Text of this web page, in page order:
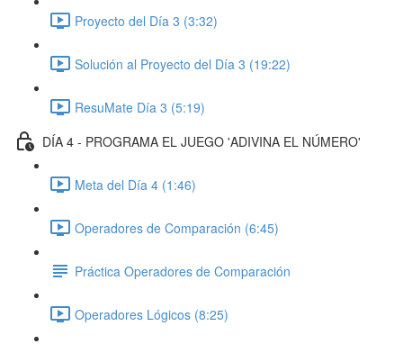
Proyecto del Día 3 (3:32)
Solución al Proyecto del Día 3 (19:22)
ResuMate Día 3 (5:19)
DÍA 4 - PROGRAMA EL JUEGO 'ADIVINA EL NÚMERO'
Meta del Día 4 (1:46)
Operadores de Comparación (6:45)
Práctica Operadores de Comparación
Operadores Lógicos (8:25)